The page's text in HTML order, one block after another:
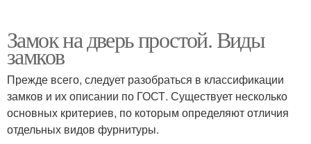
Замок на дверь простой. Виды
замков
Прежде всего, следует разобраться в классификации
замков и их описании по ГОСТ. Существует несколько
основных критериев, по которым определяют отличия
отдельных видов фурнитуры.